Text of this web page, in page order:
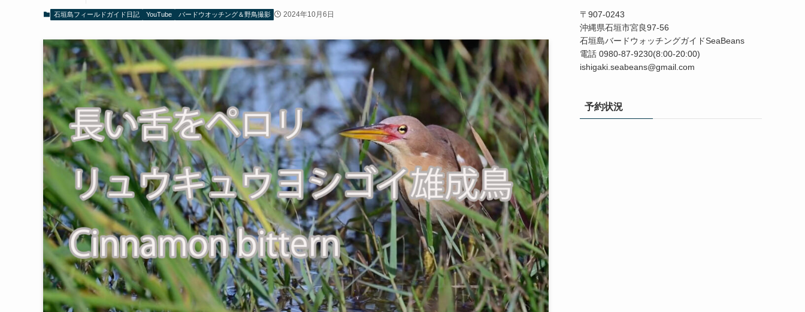
石垣島フィールドガイド日記 YouTube バードウオッチング＆野鳥撮影 2024年10月6日
〒907-0243
沖縄県石垣市宮良97-56
石垣島バードウォッチングガイドSeaBeans
電話 0980-87-9230(8:00-20:00)
ishigaki.seabeans@gmail.com
予約状況